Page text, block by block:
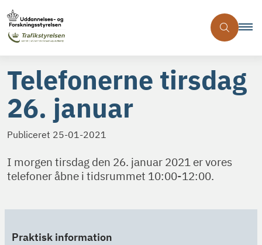
Telefonerne tirsdag
26. januar
Publiceret 25-01-2021
I morgen tirsdag den 26. januar 2021 er vores
telefoner åbne i tidsrummet 10:00-12:00.
Praktisk information